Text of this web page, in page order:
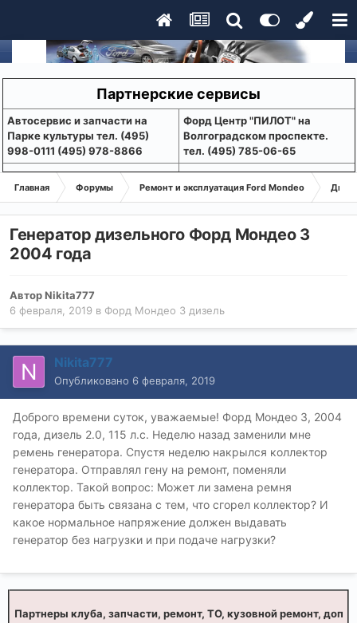
Партнерские сервисы
Aвтосервис и запчасти на
Парке культуры тел. (495)
998-0111 (495) 978-8866
Форд Центр "ПИЛОТ" на
Волгоградском проспекте.
тел. (495) 785-06-65
Главная Форумы Ремонт и эксплуатация Ford Mondeo
Генератор дизельного Форд Мондео 3
2004 года
АвторNikita777
6 февраля, 2019 в Форд Мондео 3 дизель
Nikita777
Опубликовано 6 февраля, 2019
Доброго времени суток, уважаемые! Форд Мондео 3, 2004
года, дизель 2.0, 115 л.с. Неделю назад заменили мне
ремень генератора. Спустя неделю накрылся коллектор
генератора. Отправлял гену на ремонт, поменяли
коллектор. Такой вопрос: Может ли замена ремня
генератора быть связана с тем, что сгорел коллектор? И
какое нормальное напряжение должен выдавать
генератор без нагрузки и при подаче нагрузки?
Партнеры клуба, запчасти, ремонт, ТО, кузовной ремонт, доп